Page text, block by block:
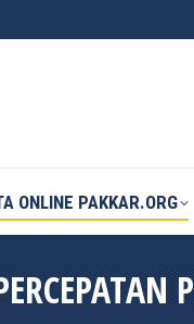
ONLINE PAKKAR.ORG
ONLINE PAKKAR.ORG